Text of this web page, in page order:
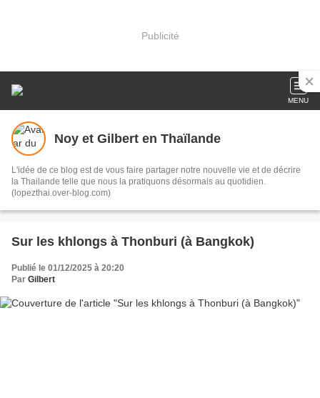
Publicité
MENU
Noy et Gilbert en Thaïlande
L'idée de ce blog est de vous faire partager notre nouvelle vie et de décrire
la Thailande telle que nous la pratiquons désormais au quotidien.
(lopezthai.over-blog.com)
Sur les khlongs à Thonburi (à Bangkok)
Publié le 01/12/2025 à 20:20
Par Gilbert